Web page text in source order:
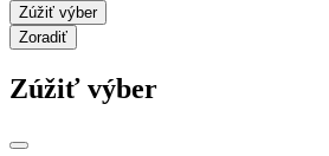
Zúžiť výber
Zoradiť
Zúžiť výber